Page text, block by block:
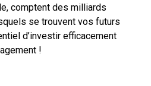
comptent des milliards
se trouvent vos futurs
d’investir efficacement
!